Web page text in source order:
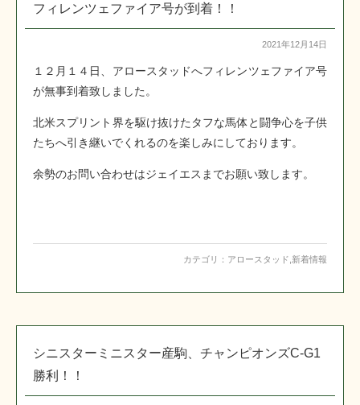
フィレンツェファイア号が到着！！
2021年12月14日
１２月１４日、アロースタッドへフィレンツェファイア号
が無事到着致しました。
北米スプリント界を駆け抜けたタフな馬体と闘争心を子供
たちへ引き継いでくれるのを楽しみにしております。
余勢のお問い合わせはジェイエスまでお願い致します。
カテゴリ： アロースタッド 新着情報
シニスターミニスター産駒、チャンピオンズC-G1
勝利！！